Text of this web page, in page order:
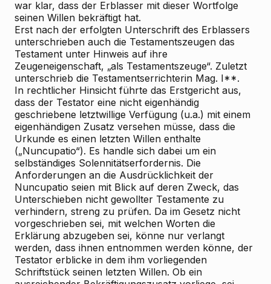
war klar, dass der Erblasser mit dieser Wortfolge
seinen Willen bekräftigt hat.
Erst nach der erfolgten Unterschrift des Erblassers
unterschrieben auch die Testamentszeugen das
Testament unter Hinweis auf ihre
Zeugeneigenschaft, „als Testamentszeuge“. Zuletzt
unterschrieb die Testamentserrichterin Mag. I**.
In rechtlicher Hinsicht führte das Erstgericht aus,
dass der Testator eine nicht eigenhändig
geschriebene letztwillige Verfügung (u.a.) mit einem
eigenhändigen Zusatz versehen müsse, dass die
Urkunde es einen letzten Willen enthalte
(„Nuncupatio“). Es handle sich dabei um ein
selbständiges Solennitätserfordernis. Die
Anforderungen an die Ausdrücklichkeit der
Nuncupatio seien mit Blick auf deren Zweck, das
Unterschieben nicht gewollter Testamente zu
verhindern, streng zu prüfen. Da im Gesetz nicht
vorgeschrieben sei, mit welchen Worten die
Erklärung abzugeben sei, könne nur verlangt
werden, dass ihnen entnommen werden könne, der
Testator erblicke in dem ihm vorliegenden
Schriftstück seinen letzten Willen. Ob ein